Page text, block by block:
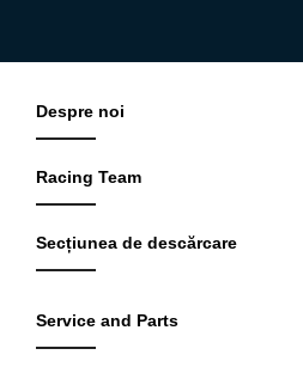
Despre noi
Racing Team
Secțiunea de descărcare
Service and Parts